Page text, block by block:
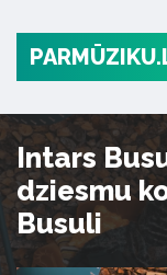
Intars
dziesmu
Busuli